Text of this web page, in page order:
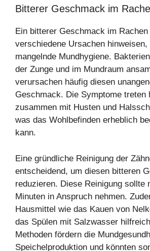
Bitterer Geschmack im
Ein bitterer Geschmack im
verschiedene Ursachen
mangelnde Mundhygiene.
der Zunge und im Mundraum
verursachen häufig diesen
Geschmack. Die Symptome treten
zusammen mit Husten und
was das Wohlbefinden erheblich
kann.
Eine gründliche Reinigung der
entscheidend, um diesen bitteren
reduzieren. Diese Reinigung sollte
Minuten in Anspruch nehmen.
Hausmittel wie das Kauen von
das Spülen mit Salzwasser
Methoden fördern die
Speichelproduktion und könnten